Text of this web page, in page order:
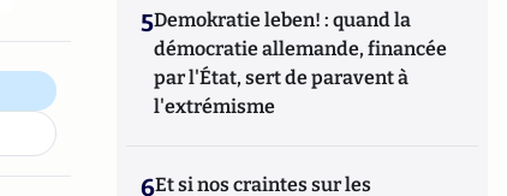
5Demokratie leben! : quand la
démocratie allemande, financée
par l'État, sert de paravent à
l'extrémisme
6Et si nos craintes sur les